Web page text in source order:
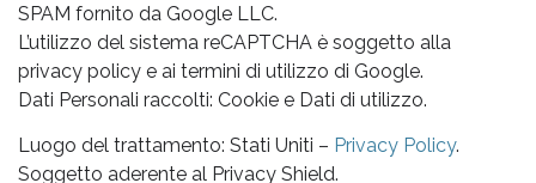
SPAM fornito da Google LLC.
L’utilizzo del sistema reCAPTCHA è soggetto alla
privacy policy e ai termini di utilizzo di Google.
Dati Personali raccolti: Cookie e Dati di utilizzo.
Luogo del trattamento: Stati Uniti – Privacy Policy.
Soggetto aderente al Privacy Shield.